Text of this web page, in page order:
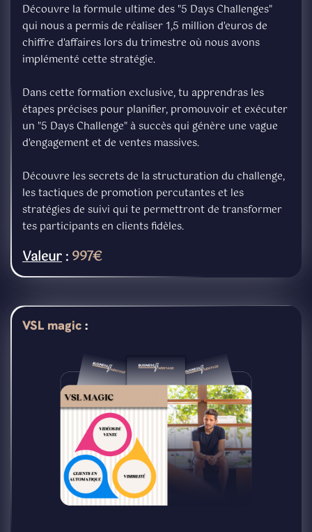
Découvre la formule ultime des "5 Days Challenges"
qui nous a permis de réaliser 1,5 million d'euros de
chiffre d'affaires lors du trimestre où nous avons
implémenté cette stratégie.
Dans cette formation exclusive, tu apprendras les
étapes précises pour planifier, promouvoir et exécuter
un "5 Days Challenge" à succès qui génère une vague
d'engagement et de ventes massives.
Découvre les secrets de la structuration du challenge,
les tactiques de promotion percutantes et les
stratégies de suivi qui te permettront de transformer
tes participants en clients fidèles.
Valeur : 997€
VSL magic :